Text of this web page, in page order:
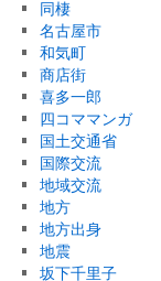
同棲
名古屋市
和気町
商店街
喜多一郎
四コママンガ
国土交通省
国際交流
地域交流
地方
地方出身
地震
坂下千里子